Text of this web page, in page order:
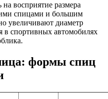
восприятие размера
спицами и большим
увеличивают диаметр
в спортивных автомобилях
формы спиц